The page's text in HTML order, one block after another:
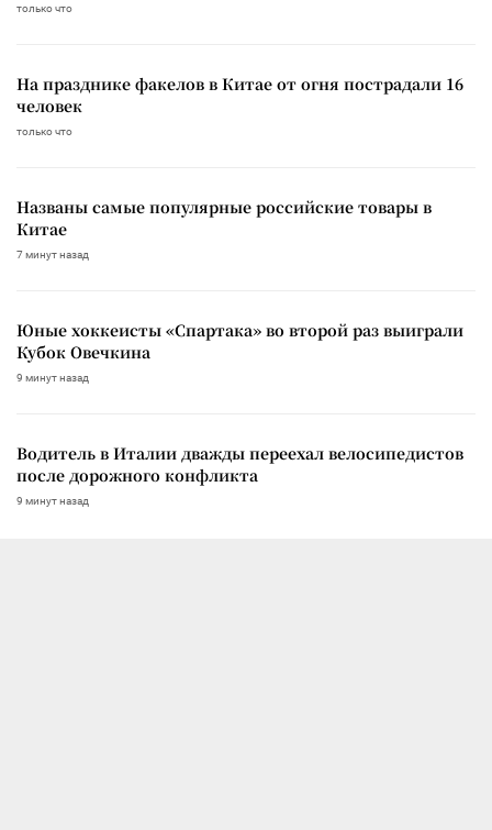
только что
На празднике факелов в Китае от огня пострадали 16
человек
только что
Названы самые популярные российские товары в
Китае
7 минут назад
Юные хоккеисты «Спартака» во второй раз выиграли
Кубок Овечкина
9 минут назад
Водитель в Италии дважды переехал велосипедистов
после дорожного конфликта
9 минут назад